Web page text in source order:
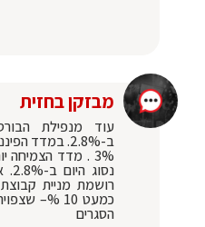
מבזקן בחזית
עוד מנפילת
ב-2.8%. במדד
רושמת מניית
כמעט 10 %–
הסגרים